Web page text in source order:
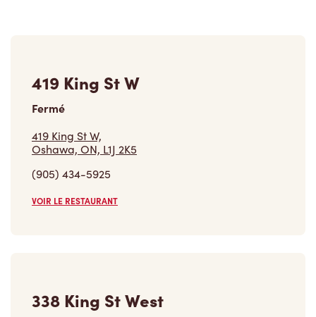
419 King St W
Fermé
419 King St W,
Oshawa, ON, L1J 2K5
(905) 434-5925
VOIR LE RESTAURANT
338 King St West